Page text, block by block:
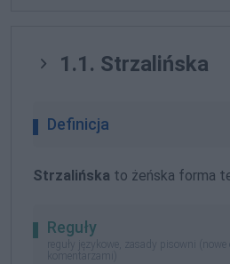
1.1. Strzalińska
Definicja
Strzalińska to żeńska forma
Reguły
reguły językowe, zasady pisowni (nowe
komentarzami)